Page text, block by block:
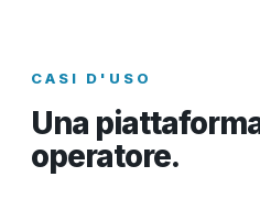
CASI D'USO
Una
operatore.